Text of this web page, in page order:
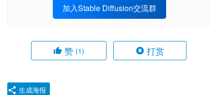
加入Stable Diffusion交流群
赞 (1) 打赏
生成海报